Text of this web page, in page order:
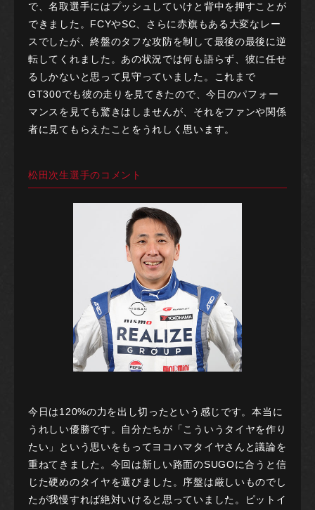
で、名取選手にはプッシュしていけと背中を押すことが
できました。FCYやSC、さらに赤旗もある大変なレー
スでしたが、終盤のタフな攻防を制して最後の最後に逆
転してくれました。あの状況では何も語らず、彼に任せ
るしかないと思って見守っていました。これまで
GT300でも彼の走りを見てきたので、今日のパフォー
マンスを見ても驚きはしませんが、それをファンや関係
者に見てもらえたことをうれしく思います。
松田次生選手のコメント
今日は120%の力を出し切ったという感じです。本当に
うれしい優勝です。自分たちが「こういうタイヤを作り
たい」という思いをもってヨコハマタイヤさんと議論を
重ねてきました。今回は新しい路面のSUGOに合うと信
じた硬めのタイヤを選びました。序盤は厳しいものでし
たが我慢すれば絶対いけると思っていました。ピットイ